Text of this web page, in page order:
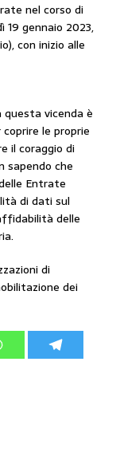
nel corso di
19 gennaio 2023,
con inizio alle
vicenda è
le proprie
il coraggio di
sapendo che
Entrate
di dati sul
delle
di
dei